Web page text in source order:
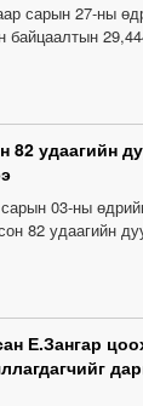
сарын 27-ны
82 удаагийн
03-ны
82 удаагийн
Е.Зангар